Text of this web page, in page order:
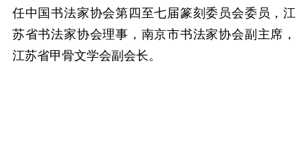
任中国书法家协会第四至七届篆刻委员会委员，江
苏省书法家协会理事，南京市书法家协会副主席，
江苏省甲骨文学会副会长。